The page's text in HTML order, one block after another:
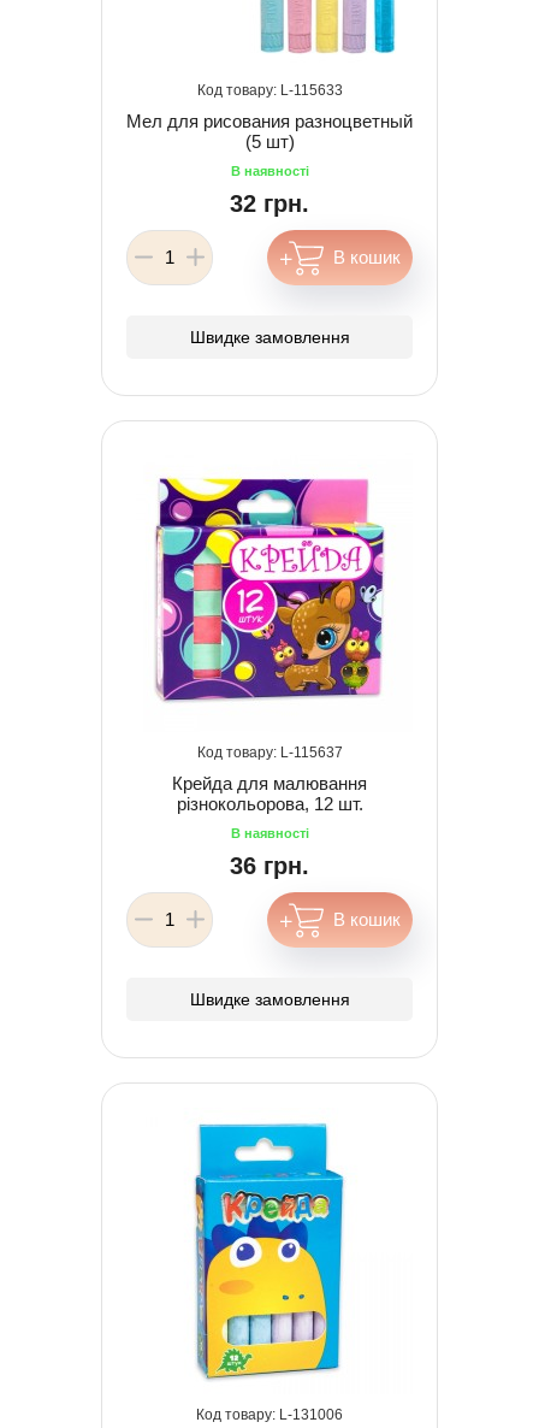
115633
Мел для рисования разноцветный
(5 шт)
32 грн.
Швидке замовлення
115637
Крейда для малювання
різнокольорова, 12 шт.
36 грн.
Швидке замовлення
131006